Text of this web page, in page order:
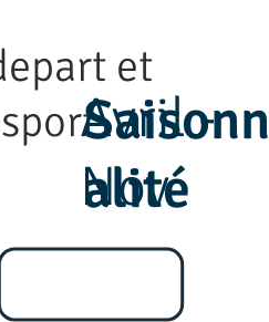
et
Saisonn
alité
Avril -
Nov